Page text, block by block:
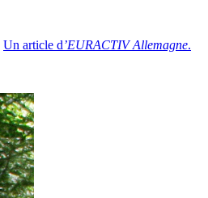
Un article d’EURACTIV Allemagne.